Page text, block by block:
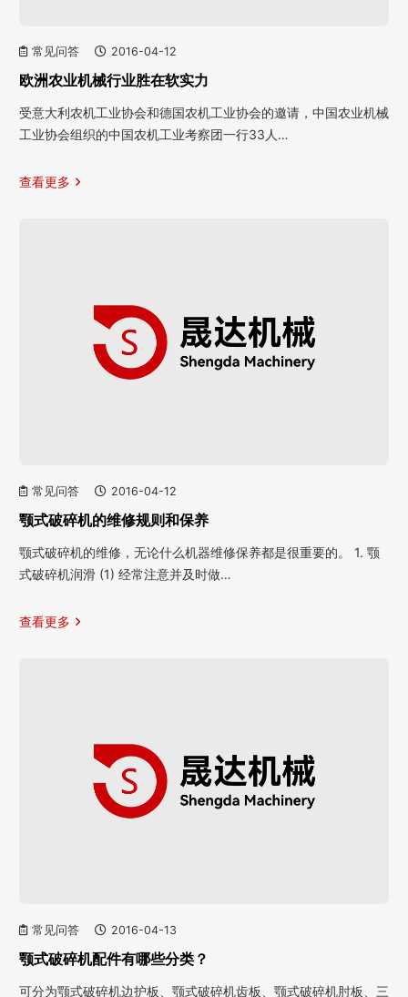
常见问答 2016-04-12
欧洲农业机械行业胜在软实力
受意大利农机工业协会和德国农机工业协会的邀请，中国农业机械
工业协会组织的中国农机工业考察团一行33人…
查看更多
常见问答 2016-04-12
颚式破碎机的维修规则和保养
颚式破碎机的维修，无论什么机器维修保养都是很重要的。 1. 颚
式破碎机润滑 (1) 经常注意并及时做…
查看更多
常见问答 2016-04-13
颚式破碎机配件有哪些分类？
可分为颚式破碎机边护板、颚式破碎机齿板、颚式破碎机肘板、三